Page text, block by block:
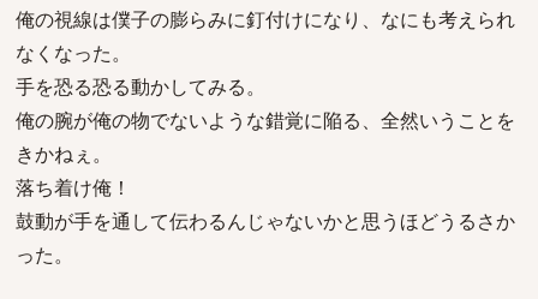
俺の視線は僕子の膨らみに釘付けになり、なにも考えられ
なくなった。
手を恐る恐る動かしてみる。
俺の腕が俺の物でないような錯覚に陥る、全然いうことを
きかねぇ。
落ち着け俺！
鼓動が手を通して伝わるんじゃないかと思うほどうるさか
った。